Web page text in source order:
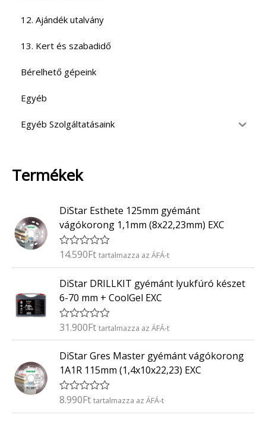
12. Ajándék utalvány
13. Kert és szabadidő
Bérelhető gépeink
Egyéb
Egyéb Szolgáltatásaink
Termékek
DiStar Esthete 125mm gyémánt
vágókorong 1,1mm (8x22,23mm) EXC
É
é
k
e
l
é
s
:
/
5
14.590Ft tartalmazza az ÁFÁ-t
DiStar DRILLKIT gyémánt lyukfúró készet
6-70 mm + CoolGel EXC
É
é
k
e
l
s
:
31.900Ft tartalmazza az ÁFÁ-t
DiStar Gres Master gyémánt vágókorong
1A1R 115mm (1,4x10x22,23) EXC
É
8.990Ft tartalmazza az ÁFÁ-t